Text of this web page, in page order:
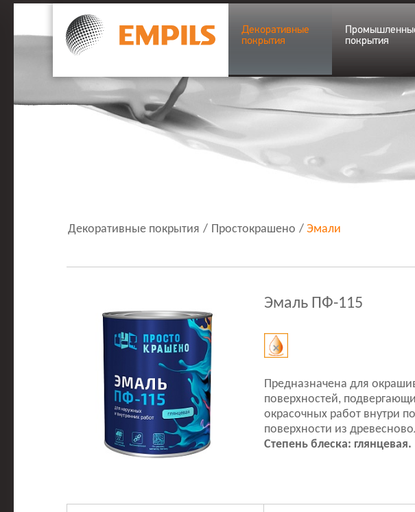
Декоративные
покрытия
покрытия
Декоративные покрытия / Простокрашено / Эмали
Эмаль ПФ-115
Предназначена для
поверхностей,
окрасочных работ внутри
поверхности из
Степень блеска: глянцевая.